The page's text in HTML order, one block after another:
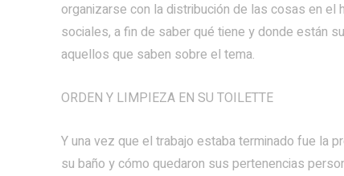
organizarse con la distribución de las cosas en
sociales, a fin de saber qué tiene y donde están
aquellos que saben sobre el tema.
ORDEN Y LIMPIEZA EN SU TOILETTE
Y una vez que el trabajo estaba terminado fue la
su baño y cómo quedaron sus pertenencias